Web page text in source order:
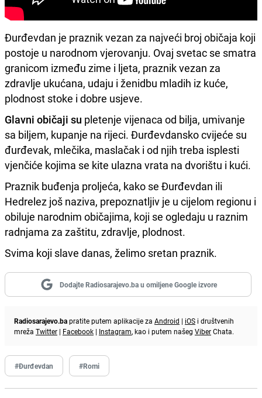
Đurđevdan je praznik vezan za najveći broj običaja koji
postoje u narodnom vjerovanju. Ovaj svetac se smatra
granicom između zime i ljeta, praznik vezan za
zdravlje ukućana, udaju i ženidbu mladih iz kuće,
plodnost stoke i dobre usjeve.
Glavni običaji su pletenje vijenaca od bilja, umivanje
sa biljem, kupanje na rijeci. Đurđevdansko cvijeće su
đurđevak, mlečika, maslačak i od njih treba isplesti
vjenčiće kojima se kite ulazna vrata na dvorištu i kući.
Praznik buđenja proljeća, kako se Đurđevdan ili
Hedrelez još naziva, prepoznatljiv je u cijelom regionu i
obiluje narodnim običajima, koji se ogledaju u raznim
radnjama za zaštitu, zdravlje, plodnost.
Svima koji slave danas, želimo sretan praznik.
Dodajte Radiosarajevo.ba u omiljene Google izvore
Radiosarajevo.bapratite putem aplikacije za Android | iOS i društvenih
mreža Twitter | Facebook | Instagram, kao i putem našeg ViberChata.
#Đurđevdan #Romi